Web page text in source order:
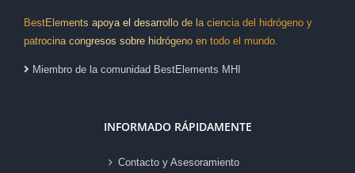
BestElements apoya el desarrollo de la ciencia del hidrógeno y
patrocina congresos sobre hidrógeno en todo el mundo.
Miembro de la comunidad BestElements MHI
INFORMADO RÁPIDAMENTE
Contacto y Asesoramiento